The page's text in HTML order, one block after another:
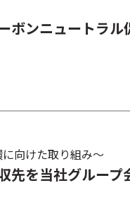
ボンニュートラ
向けた取り組み～
先を当社グループ